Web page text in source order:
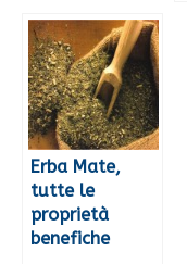
Erba Mate,
tutte le
proprietà
benefiche